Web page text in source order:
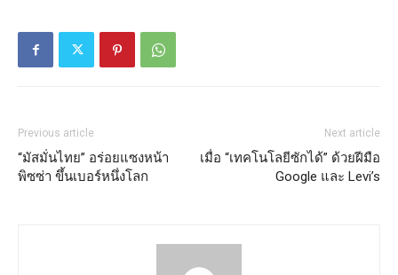
Previous article
“มัสมั่นไทย” อร่อยแซงหน้า
พิซซ่า ขึ้นเบอร์หนึ่งโลก
Next article
เมื่อ “เทคโนโลยีซักได้” ด้วยฝีมือ
Google และ Levi’s